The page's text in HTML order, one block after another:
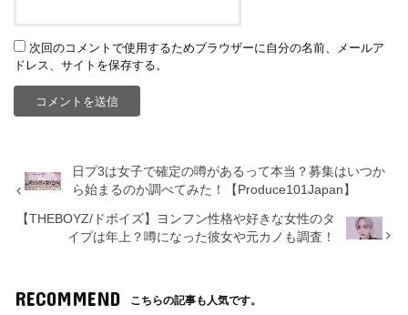
次回のコメントで使用するためブラウザーに自分の名前、メールア
ドレス、サイトを保存する。
日プ3は女子で確定の噂があるって本当？募集はいつか
ら始まるのか調べてみた！【Produce101Japan】
【THEBOYZ/ドボイズ】ヨンフン性格や好きな女性のタ
イプは年上？噂になった彼女や元カノも調査！
RECOMMEND こちらの記事も人気です。